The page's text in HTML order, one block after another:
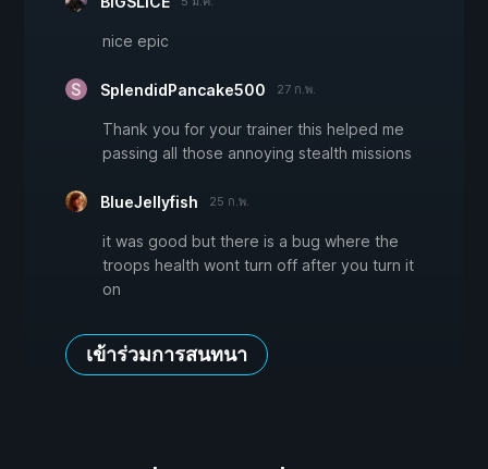
nice epic
SplendidPancake500 27 ก.พ.
Thank you for your trainer this helped me
passing all those annoying stealth missions
BlueJellyfish 25 ก.พ.
it was good but there is a bug where the
troops health wont turn off after you turn it
on
เข้าร่วมการสนทนา